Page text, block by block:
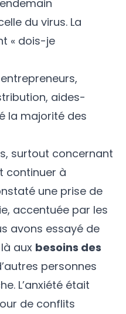
du virus. La
« dois-je
aides-
la majorité des
surtout concernant
continuer à
une prise de
accentuée par les
avons essayé de
aux besoins des
personnes
L’anxiété était
de conflits